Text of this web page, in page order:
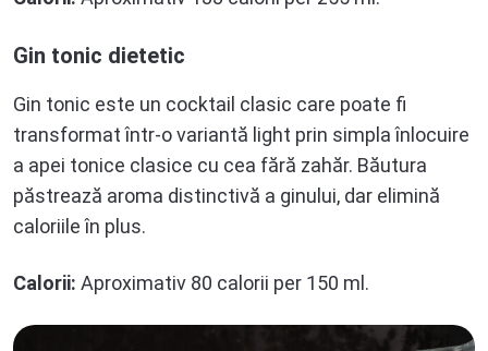
Gin tonic dietetic
Gin tonic este un cocktail clasic care poate fi
transformat într-o variantă light prin simpla înlocuire
a apei tonice clasice cu cea fără zahăr. Băutura
păstrează aroma distinctivă a ginului, dar elimină
caloriile în plus.
Calorii: Aproximativ 80 calorii per 150 ml.